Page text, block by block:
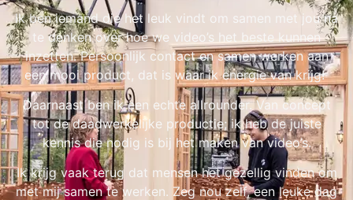
Ik ben iemand die het leuk vindt om samen met jou na
te denken over hoe we video’s het beste kunnen
inzetten. Persoonlijk contact en samen werken aan
een mooi product, dat is waar ik energie van krijg!
Daarnaast ben ik een echte allrounder. Van concept
tot de daadwerkelijke productie; ik heb de juiste
kennis die nodig is bij het maken van video’s.
Ik krijg vaak terug dat mensen het gezellig vinden om
met mij samen te werken. Zeg nou zelf, een leuke dag